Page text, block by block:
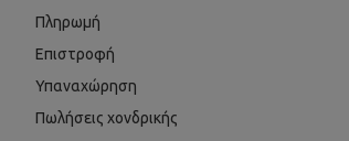
Πληρωμή
Επιστροφή
Υπαναχώρηση
Πωλήσεις χονδρικής